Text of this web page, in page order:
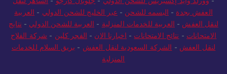
العفش بجدة - البسمه للشحن - عبر الخليج للشحن الدولي - العربية
لنقل العفش - العربية للخدمات المنزلية - العربية للشحن الدولي - نتايج
الامتحانات - نتائج الامتحانات - اخبارنا الان - الفجر كلين - شركة الفلاح
لنقل العفش - الشركة السعودية لنقل العفش - بريق السلام للخدمات
المنزلية